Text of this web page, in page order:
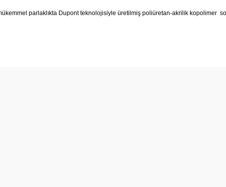
parlaklıkta Dupont teknolojisiyle üretilmiş poliüretan-akrilik kopolimer